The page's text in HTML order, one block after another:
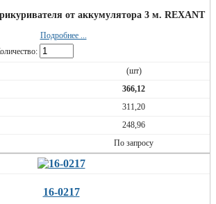
от аккумулятора 3 м. REXANT
Подробнее ...
(шт)
366,12
311,20
248,96
По запросу
16-0217